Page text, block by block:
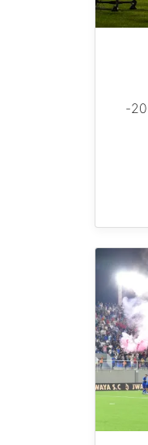
الأنصار بطلًا للدوري اللبناني للموسم 2025-